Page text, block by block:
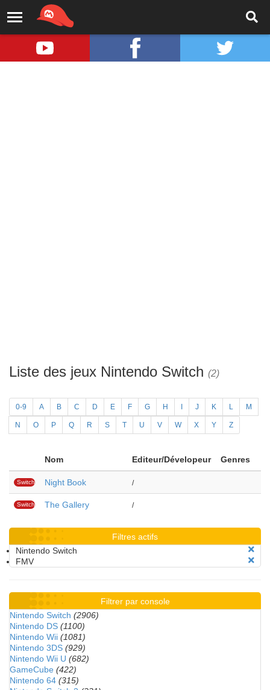
Liste des jeux Nintendo Switch (2)
0-9 A B C D E F G H J K L M
N O P Q R S T U V W X Y Z
Nom Editeur/Dévelopeur Genres
Switch Night Book /
Switch The Gallery /
Filtres actifs
Nintendo Switch
FMV
Filtrer par console
Nintendo Switch (2906)
Nintendo DS (1100)
Nintendo Wii (1081)
Nintendo 3DS (929)
Nintendo Wii U (682)
GameCube (422)
Nintendo 64 (315)